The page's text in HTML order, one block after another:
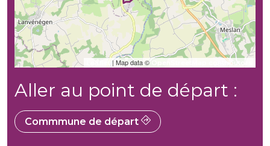
| Map data © OpenStreetMap contributors
Aller au point de départ :
Commmune de départ